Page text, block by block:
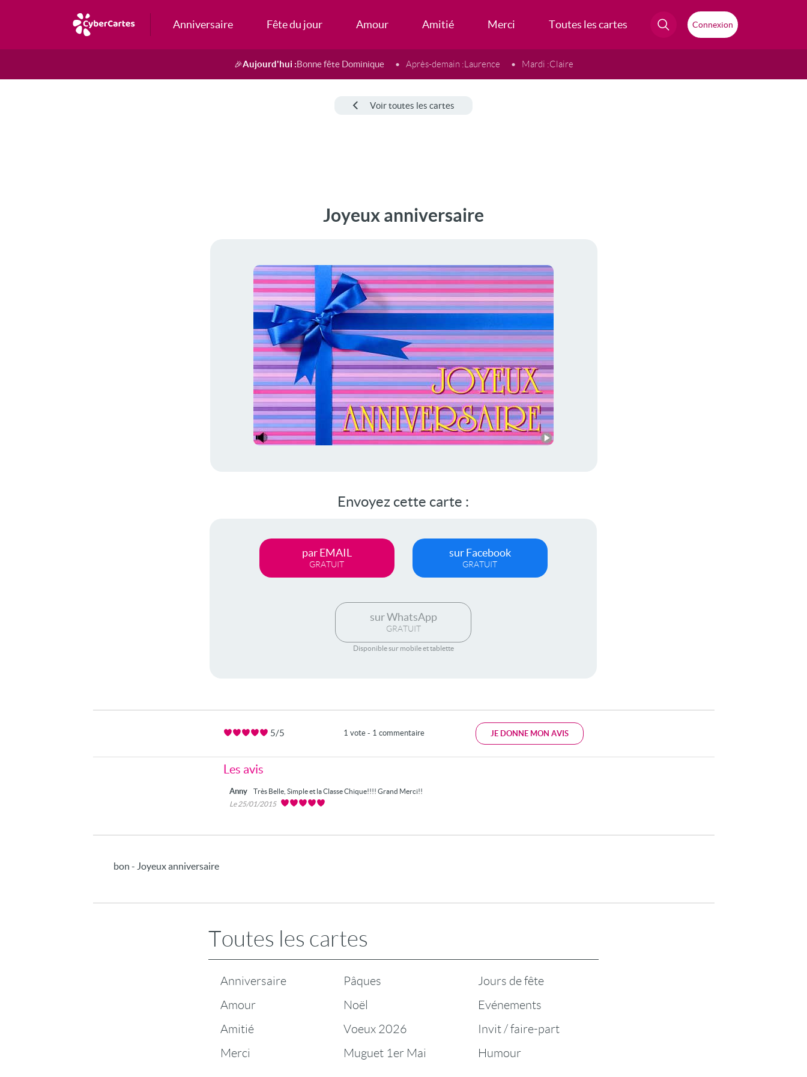
Anniversaire Fête du jour Amour Amitié Merci Toutes les cartes Connexion
🎉Aujourd'hui :Bonne fête Dominique Après-demain :Laurence Mardi :Claire
Voir toutes les cartes
Joyeux anniversaire
Envoyez cette carte :
par EMAIL
GRATUIT
sur Facebook
GRATUIT
sur WhatsApp
GRATUIT
Disponible sur mobile et tablette
5/5 1 vote - 1 commentaire JE DONNE MON AVIS
Les avis
Anny
Très Belle, Simple et la Classe Chique!!!! Grand Merci!!
Le 25/01/2015
bon - Joyeux anniversaire
Toutes les cartes
Anniversaire
Amour
Amitié
Merci
Pâques
Noël
Voeux 2026
Muguet 1er Mai
Jours de fête
Evénements
Invit / faire-part
Humour